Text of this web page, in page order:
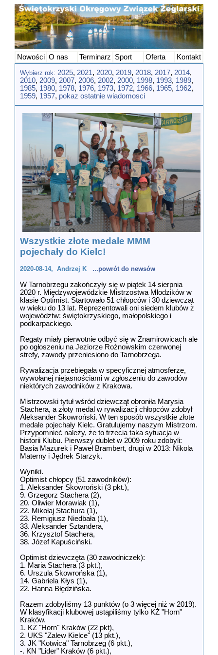
Nowości O nas Terminarz Sport Oferta Kontakt
Wybierz rok: 2025, 2021, 2020, 2019, 2018, 2017, 2014,
2010, 2009, 2007, 2006, 2002, 2000, 1998, 1993, 1989,
1985, 1980, 1978, 1976, 1973, 1972, 1966, 1965, 1962,
1959, 1957, pokaz ostatnie wiadomosci
Wszystkie złote medale MMM
pojechały do Kielc!
2020-08-14, Andrzej K ...powrót do newsów
W Tarnobrzegu zakończyły się w piątek 14 sierpnia
2020 r. Międzywojewódzkie Mistrzostwa Młodzików w
klasie Optimist. Startowało 51 chłopców i 30 dziewcząt
w wieku do 13 lat. Reprezentowali oni siedem klubów z
województw: świętokrzyskiego, małopolskiego i
podkarpackiego.
Regaty miały pierwotnie odbyć się w Znamirowicach ale
po ogłoszeniu na Jeziorze Rożnowskim czerwonej
strefy, zawody przeniesiono do Tarnobrzega.
Rywalizacja przebiegała w specyficznej atmosferze,
wywołanej niejasnościami w zgłoszeniu do zawodów
niektórych zawodników z Krakowa.
Mistrzowski tytuł wśród dziewcząt obroniła Marysia
Stachera, a złoty medal w rywalizacji chłopców zdobył
Aleksander Skowroński. W ten sposób wszystkie złote
medale pojechały Kielc. Gratulujemy naszym Mistrzom.
Przypomnieć należy, że to trzecia taka sytuacja w
historii Klubu. Pierwszy dublet w 2009 roku zdobyli:
Basia Mazurek i Paweł Brambert, drugi w 2013: Nikola
Materny i Jędrek Starzyk.
Wyniki.
Optimist chłopcy (51 zawodników):
1. Aleksander Skowroński (3 pkt.),
9. Grzegorz Stachera (2),
20. Oliwier Morawiak (1),
22. Mikołaj Stachura (1),
23. Remigiusz Niedbała (1),
33. Aleksander Sztandera,
36. Krzysztof Stachera,
38. Józef Kapuściński.
Optimist dziewczęta (30 zawodniczek):
1. Maria Stachera (3 pkt.),
6. Urszula Skowrońska (1),
14. Gabriela Kłys (1),
22. Hanna Błędzińska.
Razem zdobyliśmy 13 punktów (o 3 więcej niż w 2019).
W klasyfikacji klubowej ustąpiliśmy tylko KŻ "Horn"
Kraków.
1. KŻ "Horn" Kraków (22 pkt),
2. UKS "Zalew Kielce" (13 pkt.),
3. JK "Kotwica" Tarnobrzeg (6 pkt.),
-. KN "Lider" Kraków (6 pkt.),